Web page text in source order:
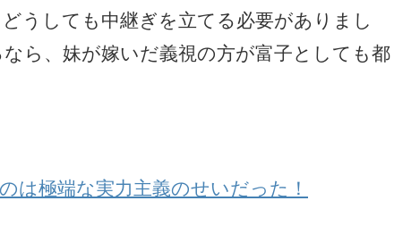
うしても中継ぎを立てる必要がありまし
ら、妹が嫁いだ義視の方が富子としても都
は極端な実力主義のせいだった！